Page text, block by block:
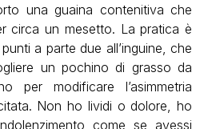
una guaina contenitiva che
circa un mesetto. La pratica è
a parte due all’inguine, che
un pochino di grasso da
per modificare l’asimmetria
Non ho lividi o dolore, ho
come se avessi